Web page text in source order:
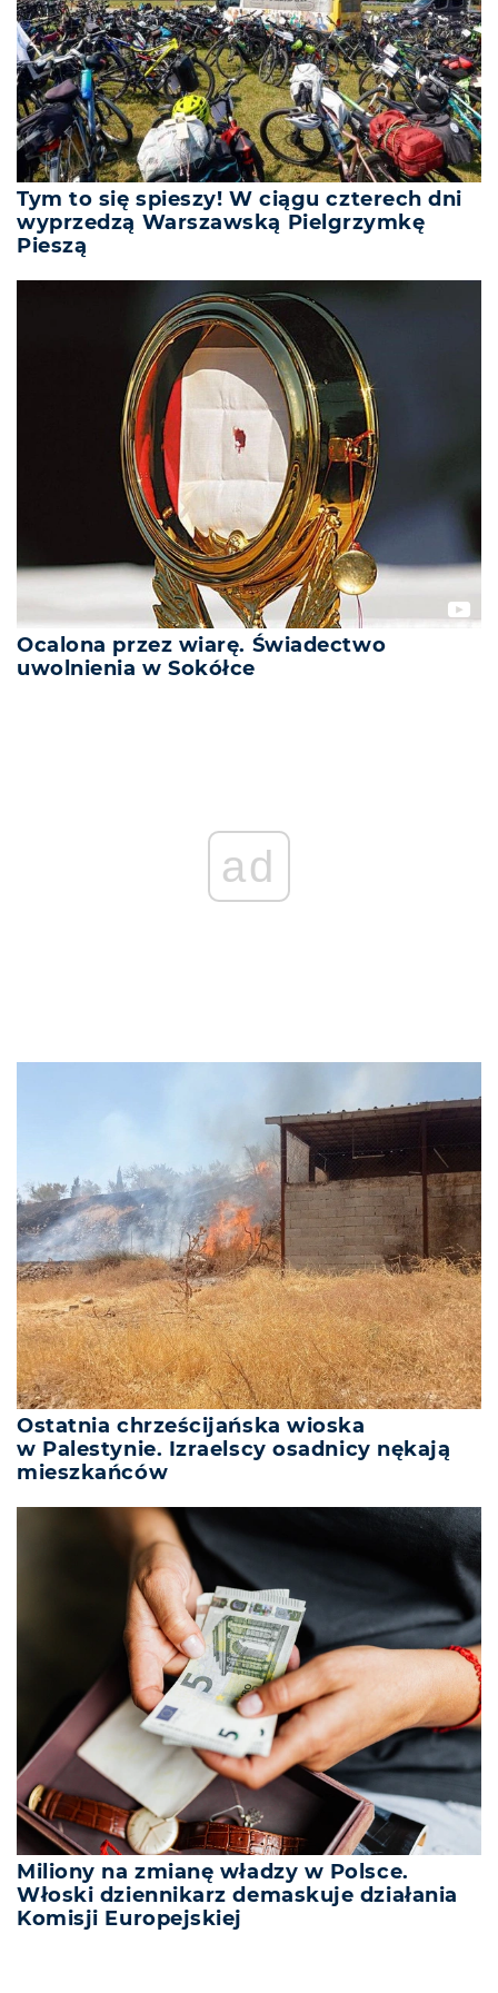
Tym to się spieszy! W ciągu czterech dni
wyprzedzą Warszawską Pielgrzymkę
Pieszą
Ocalona przez wiarę. Świadectwo
uwolnienia w Sokółce
ad
Ostatnia chrześcijańska wioska
w Palestynie. Izraelscy osadnicy nękają
mieszkańców
Miliony na zmianę władzy w Polsce.
Włoski dziennikarz demaskuje działania
Komisji Europejskiej